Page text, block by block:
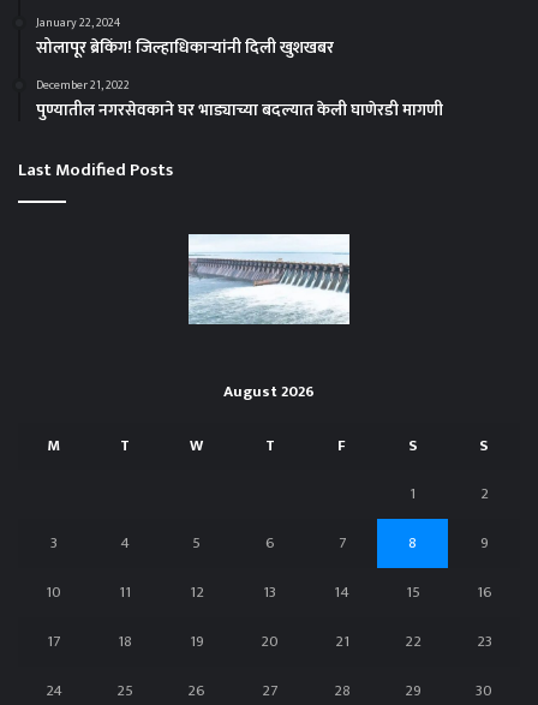
January 22, 2024
सोलापूर ब्रेकिंग! जिल्हाधिकाऱ्यांनी दिली खुशखबर
December 21, 2022
पुण्यातील नगरसेवकाने घर भाड्याच्या बदल्यात केली घाणेरडी मागणी
Last Modified Posts
August 2026
M T W T F S
S
1
2
3
4 5 6 7 8
9
10
11 12 13 14 15
16
17
18 19 20 21 22
23
24
25 26 27 28 29 30